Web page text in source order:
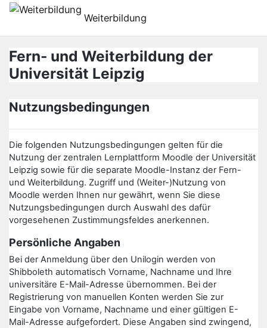
Перейти до головного вмісту
Weiterbildung
Fern- und Weiterbildung der
Universität Leipzig
Nutzungsbedingungen
Die folgenden Nutzungsbedingungen gelten für die
Nutzung der zentralen Lernplattform Moodle der Universität
Leipzig sowie für die separate Moodle-Instanz der Fern-
und Weiterbildung. Zugriff und (Weiter-)Nutzung von
Moodle werden Ihnen nur gewährt, wenn Sie diese
Nutzungsbedingungen durch Auswahl des dafür
vorgesehenen Zustimmungsfeldes anerkennen.
Persönliche Angaben
Bei der Anmeldung über den Unilogin werden von
Shibboleth automatisch Vorname, Nachname und Ihre
universitäre E-Mail-Adresse übernommen. Bei der
Registrierung von manuellen Konten werden Sie zur
Eingabe von Vorname, Nachname und einer gültigen E-
Mail-Adresse aufgefordert. Diese Angaben sind zwingend,